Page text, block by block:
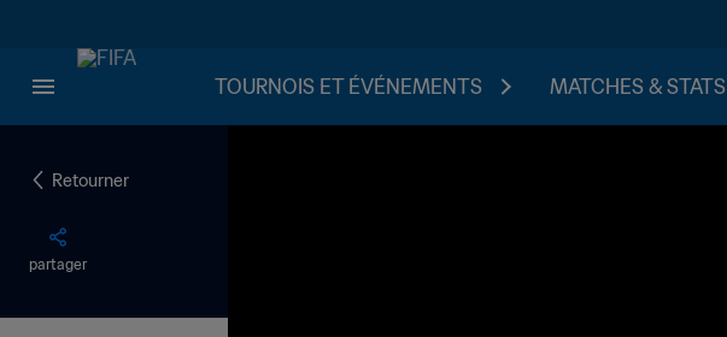
TOURNOIS ET ÉVÉNEMENTS MATCHES & STATS
Retourner
partager